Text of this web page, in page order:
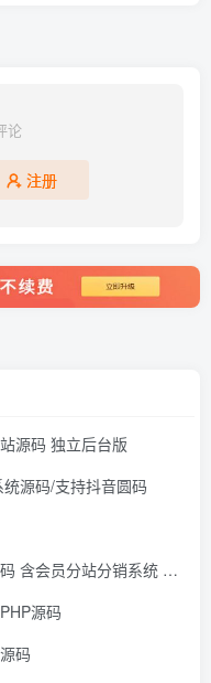
论
注册
源码 独立后台版
统源码/支持抖音圆码
员分站分销系统 可易支付
源码
码